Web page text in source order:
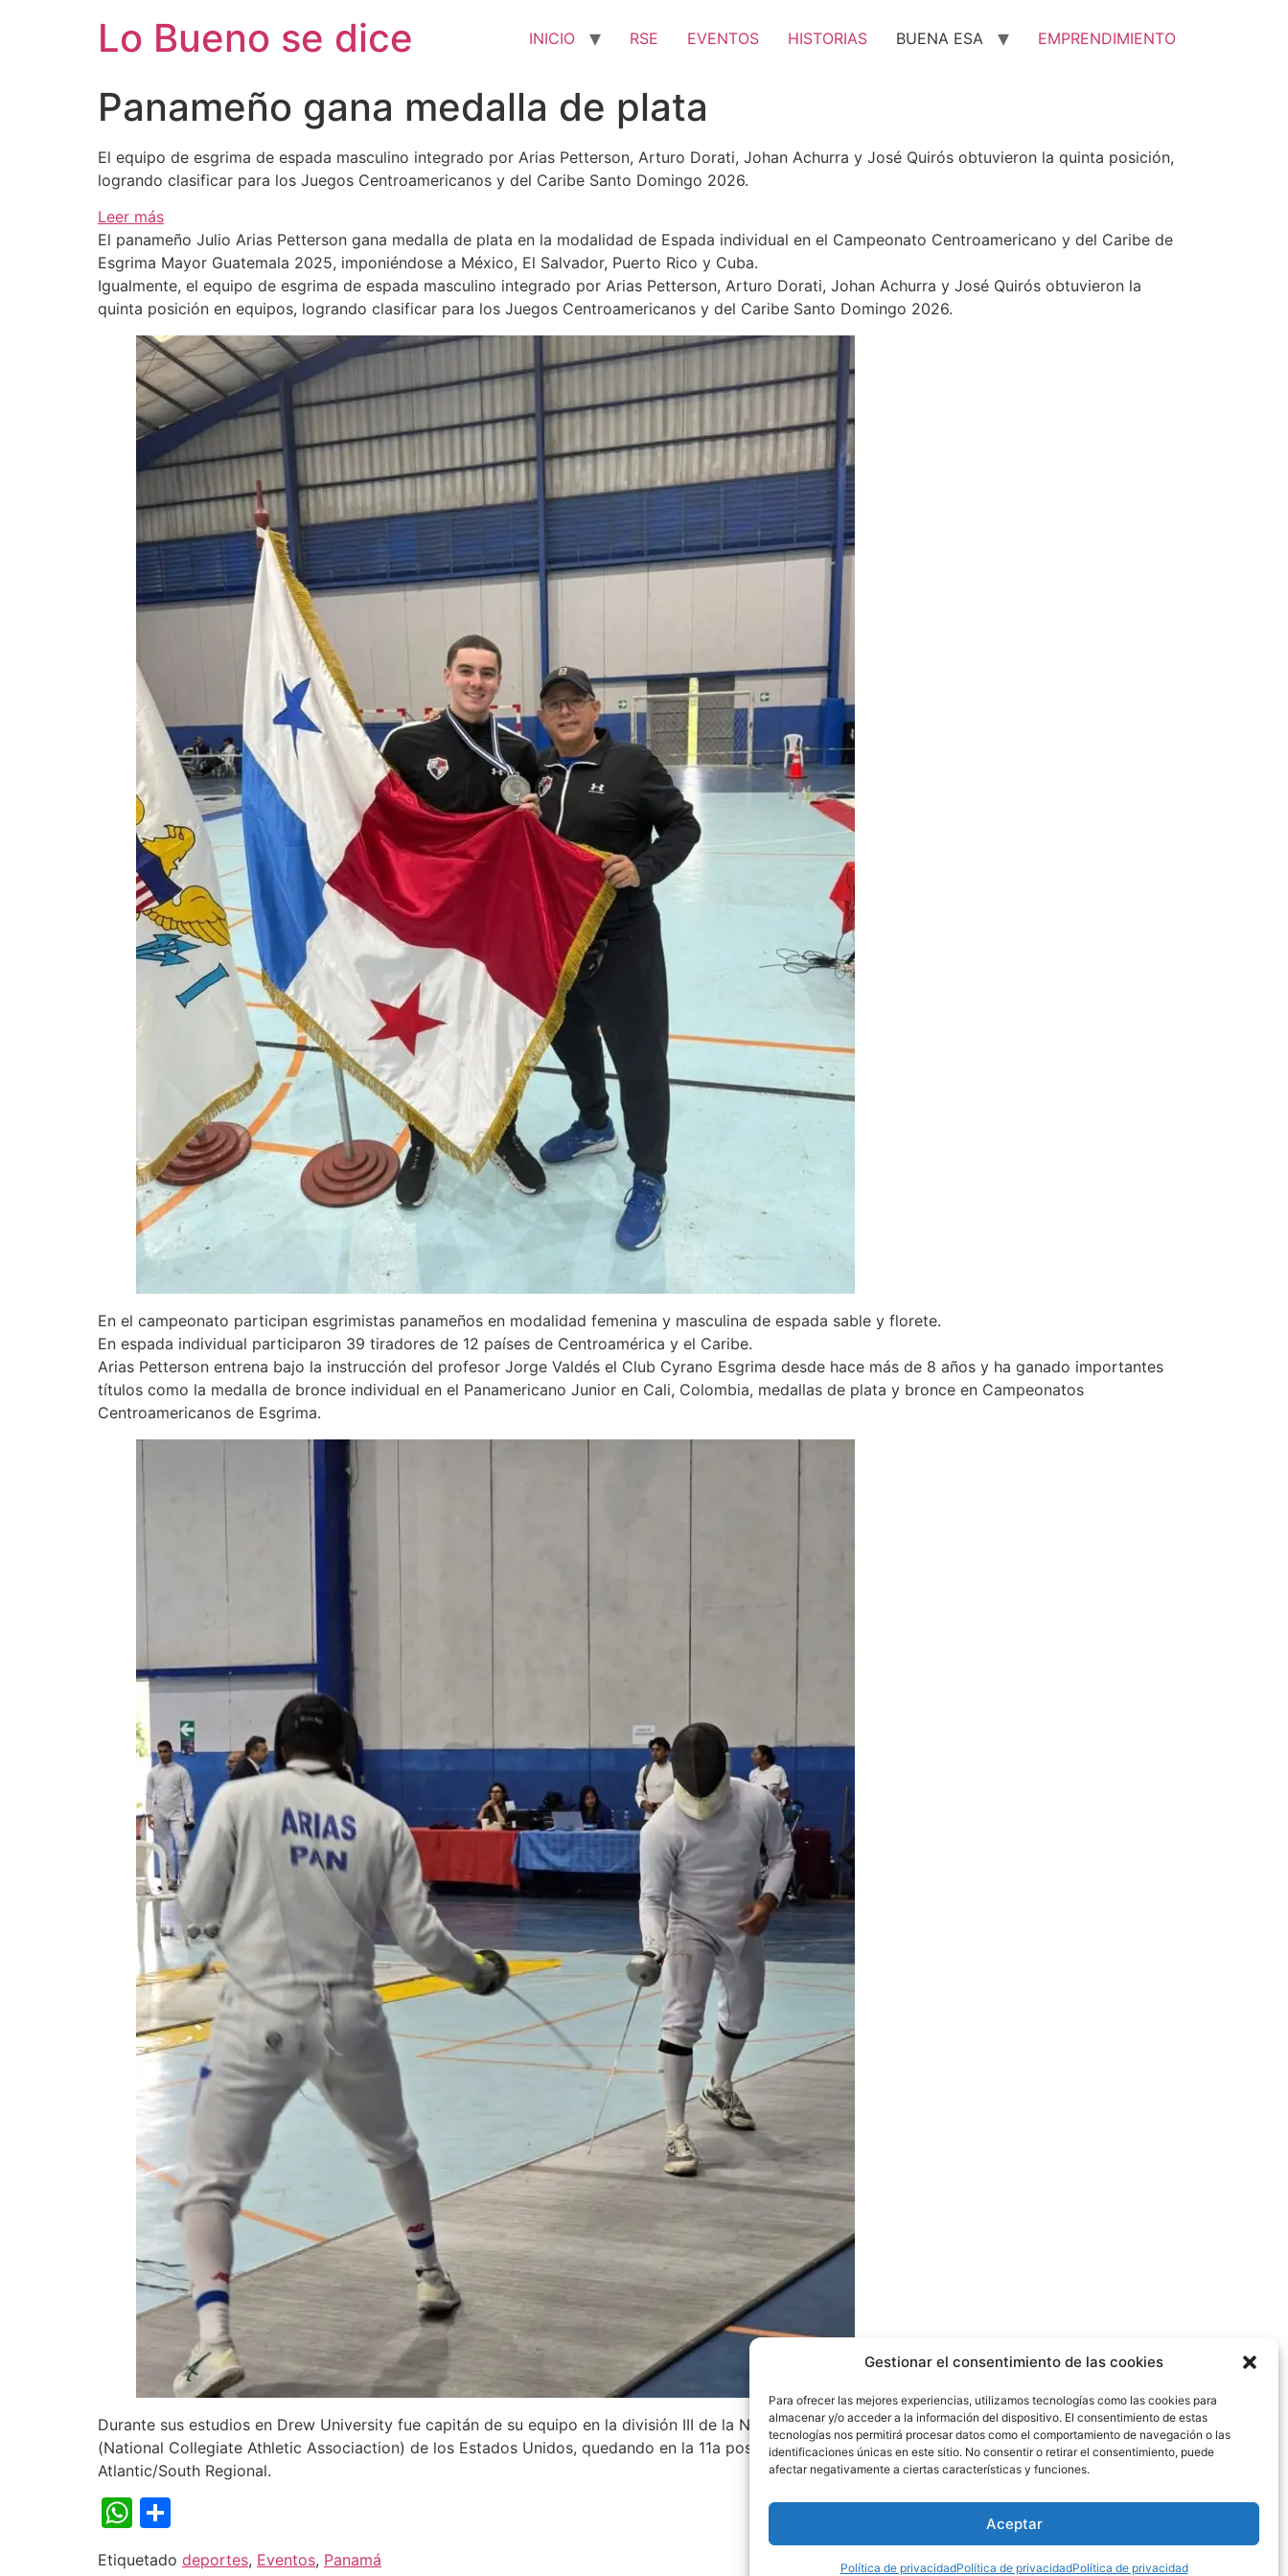
Gestionar el consentimiento de las cookies
Para ofrecer las mejores experiencias, utilizamos tecnologías como las cookies para
almacenar y/o acceder a la información del dispositivo. El consentimiento de estas
tecnologías nos permitirá procesar datos como el comportamiento de navegación o las
identificaciones únicas en este sitio. No consentir o retirar el consentimiento, puede
afectar negativamente a ciertas características y funciones.
Aceptar
Política de privacidadPolítica de privacidadPolítica de privacidad
Lo Bueno se dice INICIO RSE EVENTOS HISTORIAS BUENA ESA EMPRENDIMIENTO
Panameño gana medalla de plata
El equipo de esgrima de espada masculino integrado por Arias Petterson, Arturo Dorati, Johan Achurra y José Quirós obtuvieron la quinta posición,
logrando clasificar para los Juegos Centroamericanos y del Caribe Santo Domingo 2026.
Leer más:
Panameño
gana
medalla
de
plata
El panameño Julio Arias Petterson gana medalla de plata en la modalidad de Espada individual en el Campeonato Centroamericano y del Caribe de
Esgrima Mayor Guatemala 2025, imponiéndose a México, El Salvador, Puerto Rico y Cuba.
Igualmente, el equipo de esgrima de espada masculino integrado por Arias Petterson, Arturo Dorati, Johan Achurra y José Quirós obtuvieron la
quinta posición en equipos, logrando clasificar para los Juegos Centroamericanos y del Caribe Santo Domingo 2026.
En el campeonato participan esgrimistas panameños en modalidad femenina y masculina de espada sable y florete.
En espada individual participaron 39 tiradores de 12 países de Centroamérica y el Caribe.
Arias Petterson entrena bajo la instrucción del profesor Jorge Valdés el Club Cyrano Esgrima desde hace más de 8 años y ha ganado importantes
títulos como la medalla de bronce individual en el Panamericano Junior en Cali, Colombia, medallas de plata y bronce en Campeonatos
Centroamericanos de Esgrima.
Durante sus estudios en Drew University fue capitán de su equipo en la división III de la NCAA y elegido como First Team Division III del NCAA
(National Collegiate Athletic Associaction) de los Estados Unidos, quedando en la 11a posición a nivel nacional en este país en el NCAA Mid-
Atlantic/South Regional.
WhatsApp
Etiquetado deportes, Eventos, Panamá